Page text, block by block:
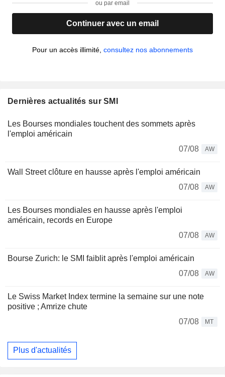
ou par email
Continuer avec un email
Pour un accès illimité, consultez nos abonnements
Dernières actualités sur SMI
Les Bourses mondiales touchent des sommets après
l'emploi américain
07/08
AW
Wall Street clôture en hausse après l'emploi américain
07/08
AW
Les Bourses mondiales en hausse après l'emploi
américain, records en Europe
07/08
AW
Bourse Zurich: le SMI faiblit après l'emploi américain
07/08
AW
Le Swiss Market Index termine la semaine sur une note
positive ; Amrize chute
07/08
MT
Plus d'actualités